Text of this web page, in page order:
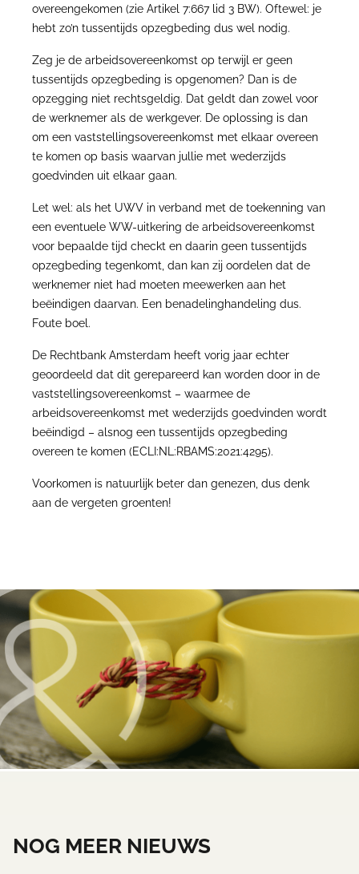
overeengekomen (zie Artikel 7:667 lid 3 BW). Oftewel: je
hebt zo’n tussentijds opzegbeding dus wel nodig.
Zeg je de arbeidsovereenkomst op terwijl er geen
tussentijds opzegbeding is opgenomen? Dan is de
opzegging niet rechtsgeldig. Dat geldt dan zowel voor
de werknemer als de werkgever. De oplossing is dan
om een vaststellingsovereenkomst met elkaar overeen
te komen op basis waarvan jullie met wederzijds
goedvinden uit elkaar gaan.
Let wel: als het UWV in verband met de toekenning van
een eventuele WW-uitkering de arbeidsovereenkomst
voor bepaalde tijd checkt en daarin geen tussentijds
opzegbeding tegenkomt, dan kan zij oordelen dat de
werknemer niet had moeten meewerken aan het
beëindigen daarvan. Een benadelinghandeling dus.
Foute boel.
De Rechtbank Amsterdam heeft vorig jaar echter
geoordeeld dat dit gerepareerd kan worden door in de
vaststellingsovereenkomst – waarmee de
arbeidsovereenkomst met wederzijds goedvinden wordt
beëindigd – alsnog een tussentijds opzegbeding
overeen te komen (ECLI:NL:RBAMS:2021:4295).
Voorkomen is natuurlijk beter dan genezen, dus denk
aan de vergeten groenten!
NOG MEER NIEUWS